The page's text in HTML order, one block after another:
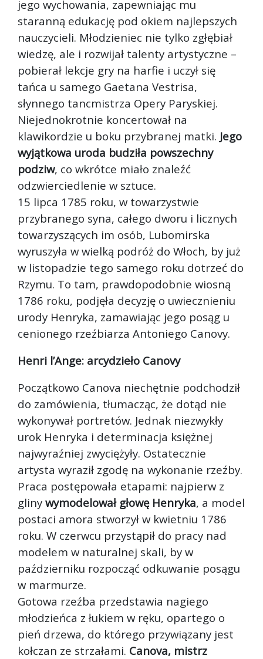
jego wychowania, zapewniając mu
staranną edukację pod okiem najlepszych
nauczycieli. Młodzieniec nie tylko zgłębiał
wiedzę, ale i rozwijał talenty artystyczne –
pobierał lekcje gry na harfie i uczył się
tańca u samego Gaetana Vestrisa,
słynnego tancmistrza Opery Paryskiej.
Niejednokrotnie koncertował na
klawikordzie u boku przybranej matki. Jego
wyjątkowa uroda budziła powszechny
podziw, co wkrótce miało znaleźć
odzwierciedlenie w sztuce.
15 lipca 1785 roku, w towarzystwie
przybranego syna, całego dworu i licznych
towarzyszących im osób, Lubomirska
wyruszyła w wielką podróż do Włoch, by już
w listopadzie tego samego roku dotrzeć do
Rzymu. To tam, prawdopodobnie wiosną
1786 roku, podjęła decyzję o uwiecznieniu
urody Henryka, zamawiając jego posąg u
cenionego rzeźbiarza Antoniego Canovy.
Henri l’Ange: arcydzieło Canovy
Początkowo Canova niechętnie podchodził
do zamówienia, tłumacząc, że dotąd nie
wykonywał portretów. Jednak niezwykły
urok Henryka i determinacja księżnej
najwyraźniej zwyciężyły. Ostatecznie
artysta wyraził zgodę na wykonanie rzeźby.
Praca postępowała etapami: najpierw z
gliny wymodelował głowę Henryka, a model
postaci amora stworzył w kwietniu 1786
roku. W czerwcu przystąpił do pracy nad
modelem w naturalnej skali, by w
październiku rozpocząć odkuwanie posągu
w marmurze.
Gotowa rzeźba przedstawia nagiego
młodzieńca z łukiem w ręku, opartego o
pień drzewa, do którego przywiązany jest
kołczan ze strzałami. Canova, mistrz